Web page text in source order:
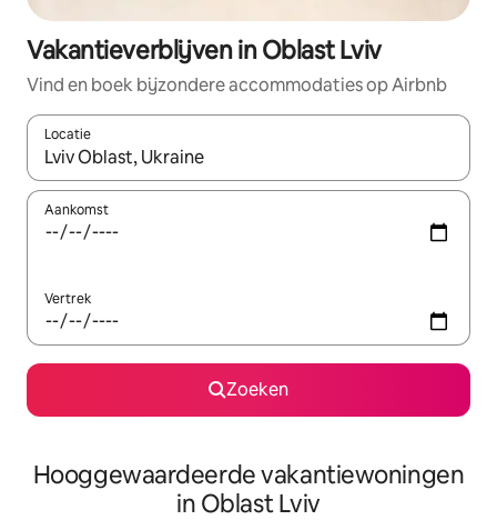
Vakantieverblijven in Oblast Lviv
Vind en boek bijzondere accommodaties op Airbnb
Locatie
Wanneer er resultaten beschikbaar zijn, maak je een keuze
Aankomst
Vertrek
Zoeken
Hooggewaardeerde vakantiewoningen
in Oblast Lviv